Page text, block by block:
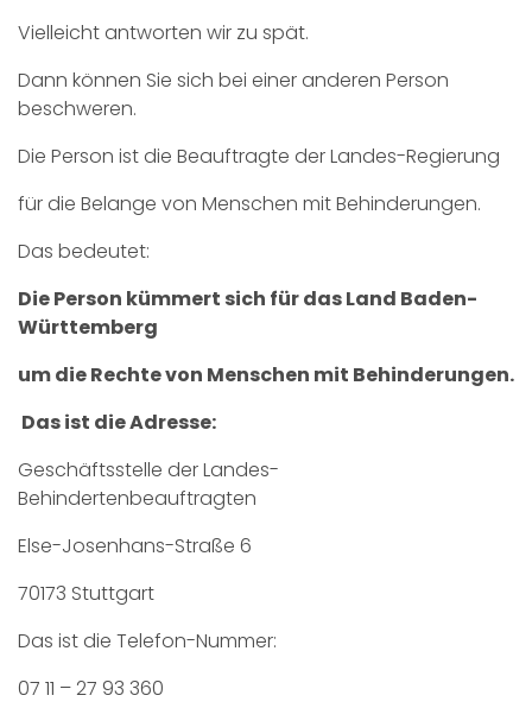
Vielleicht antworten wir zu spät.
Dann können Sie sich bei einer anderen Person
beschweren.
Die Person ist die Beauftragte der Landes-Regierung
für die Belange von Menschen mit Behinderungen.
Das bedeutet:
Die Person kümmert sich für das Land Baden-
Württemberg
um die Rechte von Menschen mit Behinderungen.
Das ist die Adresse:
Geschäftsstelle der Landes-
Behindertenbeauftragten
Else-Josenhans-Straße 6
70173 Stuttgart
Das ist die Telefon-Nummer:
07 11 – 27 93 360